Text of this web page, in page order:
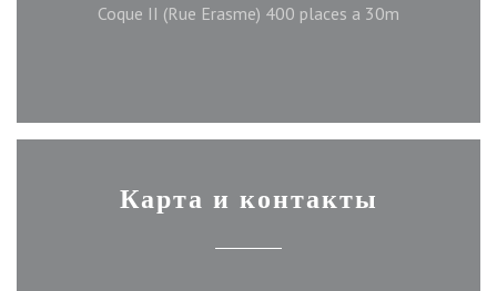
Coque II (Rue Erasme) 400 places a 30m
Карта и контакты